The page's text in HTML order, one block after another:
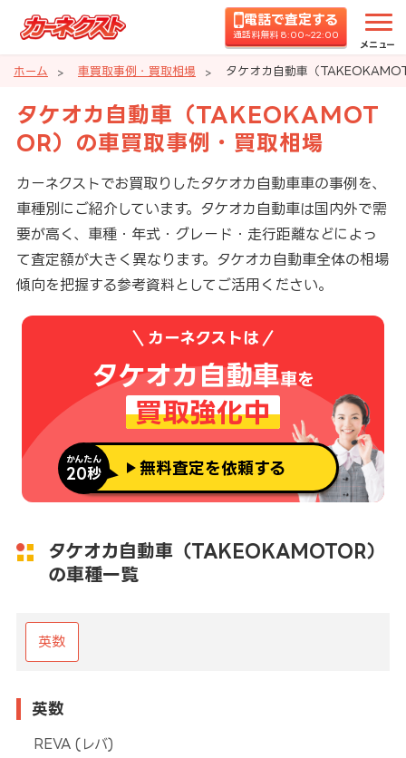
電話で査定する
通話料無料 8:00~22:00
メニュー
ホーム 車買取事例・買取相場 タケオカ自動車（
タケオカ自動車（TAKEOKAMOT
OR）の車買取事例・買取相場
カーネクストでお買取りしたタケオカ自動車車の事例を、
車種別にご紹介しています。タケオカ自動車は国内外で需
要が高く、車種・年式・グレード・走行距離などによっ
て査定額が大きく異なります。タケオカ自動車全体の相場
傾向を把握する参考資料としてご活用ください。
カーネクストは
タケオカ自動車車を
買取強化中
かんたん
20秒 無料査定を依頼する
タケオカ自動車（TAKEOKAMOTOR）
の車種一覧
英数
英数
REVA (レバ)